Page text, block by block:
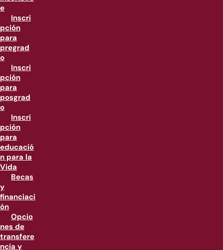
e
Inscri
pción
para
pregrad
o
Inscri
pción
para
posgrad
o
Inscri
pción
para
educació
n para la
Vida
Becas
y
financiaci
ón
Opcio
nes de
transfere
ncia y